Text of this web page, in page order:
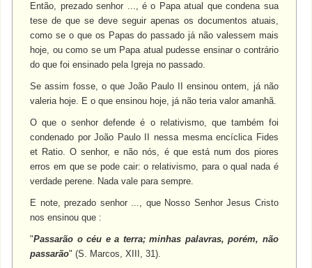
Então, prezado senhor ..., é o Papa atual que condena sua
tese de que se deve seguir apenas os documentos atuais,
como se o que os Papas do passado já não valessem mais
hoje, ou como se um Papa atual pudesse ensinar o contrário
do que foi ensinado pela Igreja no passado.
Se assim fosse, o que João Paulo II ensinou ontem, já não
valeria hoje. E o que ensinou hoje, já não teria valor amanhã.
O que o senhor defende é o relativismo, que também foi
condenado por João Paulo II nessa mesma encíclica Fides
et Ratio. O senhor, e não nós, é que está num dos piores
erros em que se pode cair: o relativismo, para o qual nada é
verdade perene. Nada vale para sempre.
E note, prezado senhor ..., que Nosso Senhor Jesus Cristo
nos ensinou que :
"Passarão o céu e a terra; minhas palavras, porém, não
passarão" (S. Marcos, XIII, 31).